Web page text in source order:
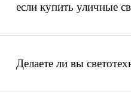
если купить уличные
Делаете ли вы